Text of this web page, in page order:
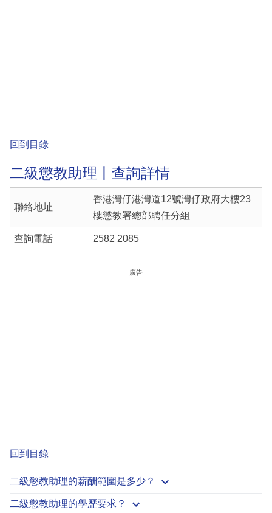
回到目錄
二級懲教助理丨查詢詳情
聯絡地址
香港灣仔港灣道12號灣仔政府大樓23
樓懲教署總部聘任分組
查詢電話 2582 2085
廣告
回到目錄
二級懲教助理的薪酬範圍是多少？
二級懲教助理的學歷要求？